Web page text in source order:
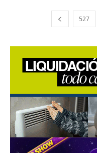
527